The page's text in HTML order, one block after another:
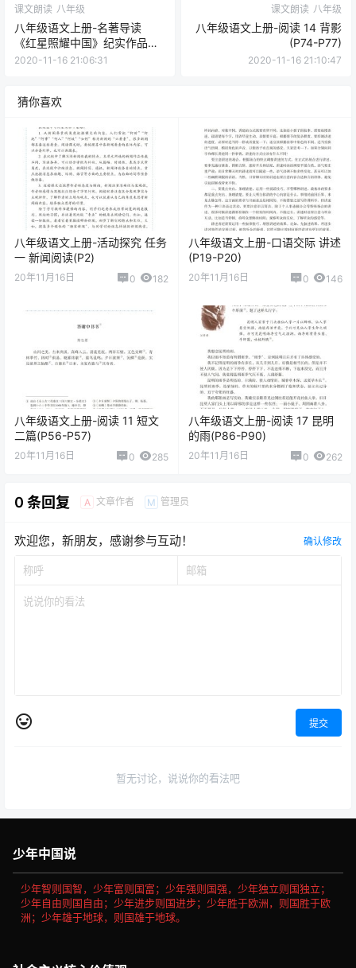
课文朗读 八年级
八年级语文上册-名著导读
《红星照耀中国》纪实作品的
阅读(P66-P70)
2020-11-16 21:06:31
课文朗读 八年级
八年级语文上册-阅读 14 背影
(P74-P77)
2020-11-16 21:10:47
猜你喜欢
八年级语文上册-活动探究 任务
一 新闻阅读(P2)
20年11月16日 0 182
八年级语文上册-口语交际 讲述
(P19-P20)
20年11月16日 0 146
八年级语文上册-阅读 11 短文
二篇(P56-P57)
20年11月16日 0 285
八年级语文上册-阅读 17 昆明
的雨(P86-P90)
20年11月16日 0 262
0 条回复 A 文章作者 M 管理员
欢迎您，新朋友，感谢参与互动！ 确认修改
提交
暂无讨论，说说你的看法吧
少年中国说
少年智则国智，少年富则国富；少年强则国强，少年独立则国独立；
少年自由则国自由；少年进步则国进步；少年胜于欧洲，则国胜于欧
洲；少年雄于地球，则国雄于地球。